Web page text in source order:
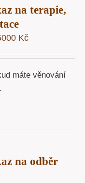
na terapie,
KčRozpětí
až
máte věnování
na odběr